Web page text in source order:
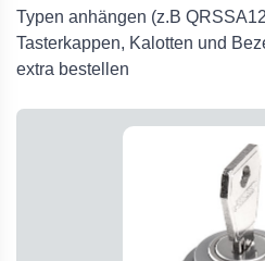
Typen anhängen (z.B
Tasterkappen, Kalotten und
extra bestellen